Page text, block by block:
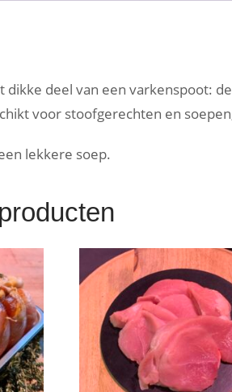
deel van een varkenspoot:
voor stoofgerechten en
lekkere soep.